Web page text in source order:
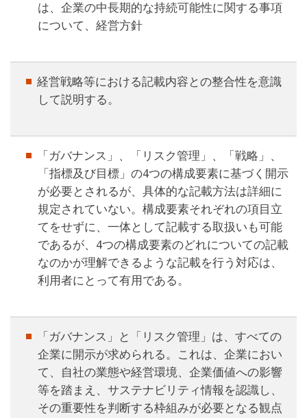
は、企業の中長期的な持続可能性に関する事項
について、経営方針
経営戦略等における記載内容との整合性を意識
して説明する。
「ガバナンス」、「リスク管理」、「戦略」、
「指標及び目標」の4つの構成要素に基づく開示
が必要とされるが、具体的な記載方法は詳細に
規定されていない。構成要素それぞれの項目立
てをせずに、一体として記載する取扱いも可能
であるが、4つの構成要素のどれについての記載
なのかが理解できるような記載を行う対応は、
利用者にとって有用である。
「ガバナンス」と「リスク管理」は、すべての
企業に開示が求められる。これは、企業におい
て、自社の業態や経営環境、企業価値への影響
等を踏まえ、サステナビリティ情報を認識し、
その重要性を判断する枠組みが必要となる観点